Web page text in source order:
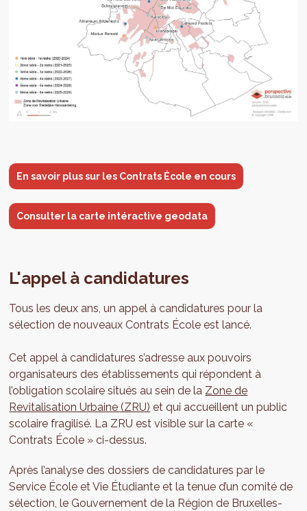
En savoir plus sur les Contrats École en cours
Consulter la carte intéractive geodata
L'appel à candidatures
Tous les deux ans, un appel à candidatures pour la
sélection de nouveaux Contrats École est lancé.
Cet appel à candidatures s’adresse aux pouvoirs
organisateurs des établissements qui répondent à
l’obligation scolaire situés au sein de la Zone de
Revitalisation Urbaine (ZRU) et qui accueillent un public
scolaire fragilisé. La ZRU est visible sur la carte «
Contrats École » ci-dessus.
Après l’analyse des dossiers de candidatures par le
Service École et Vie Étudiante et la tenue d’un comité de
sélection, le Gouvernement de la Région de Bruxelles-